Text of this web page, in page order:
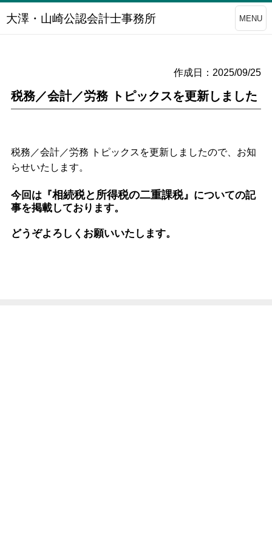
大澤・山崎公認会計士事務所 MENU
作成日：2025/09/25
税務／会計／労務 トピックスを更新しました
税務／会計／労務 トピックスを更新しましたので、お知
らせいたします。
今回は 『相続税と所得税の二重課税』 についての記
事を掲載しております。
どうぞよろしくお願いいたします。